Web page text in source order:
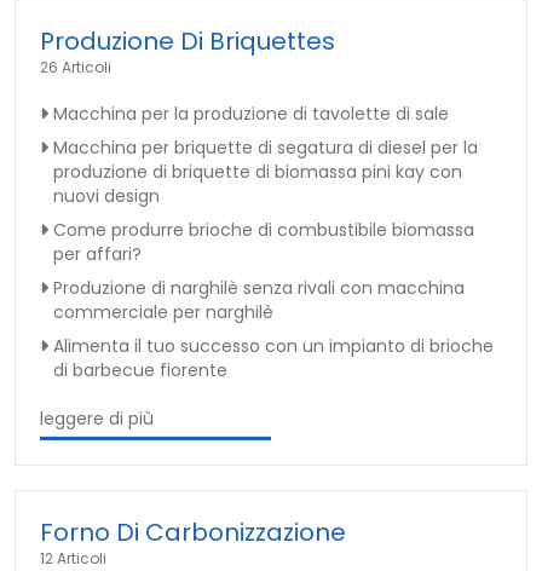
Produzione Di Briquettes
26 Articoli
Macchina per la produzione di tavolette di sale
Macchina per briquette di segatura di diesel per la
produzione di briquette di biomassa pini kay con
nuovi design
Come produrre brioche di combustibile biomassa
per affari?
Produzione di narghilè senza rivali con macchina
commerciale per narghilè
Alimenta il tuo successo con un impianto di brioche
di barbecue fiorente
leggere di più
Forno Di Carbonizzazione
12 Articoli